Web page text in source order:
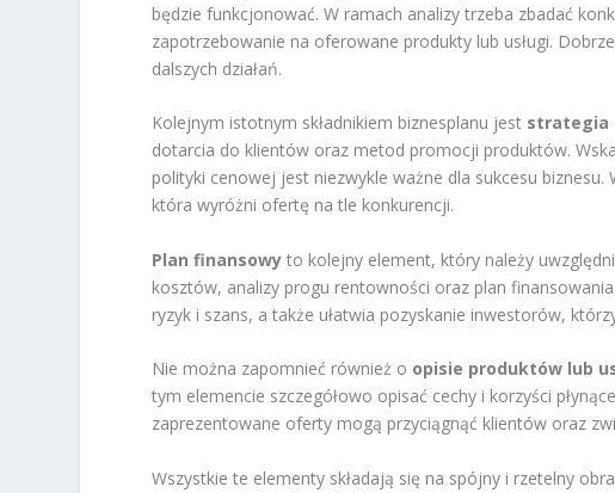
będzie funkcjonować. W ramach analizy trzeba zbadać
zapotrzebowanie na oferowane produkty lub usługi.
dalszych działań.
Kolejnym istotnym składnikiem biznesplanu jest strategia
dotarcia do klientów oraz metod promocji produktów.
polityki cenowej jest niezwykle ważne dla sukcesu
która wyróżni ofertę na tle konkurencji.
Plan finansowy to kolejny element, który należy
kosztów, analizy progu rentowności oraz plan
ryzyk i szans, a także ułatwia pozyskanie inwestorów,
Nie można zapomnieć również o opisie produktów lub
tym elemencie szczegółowo opisać cechy i korzyści
zaprezentowane oferty mogą przyciągnąć klientów oraz
Wszystkie te elementy składają się na spójny i rzetelny